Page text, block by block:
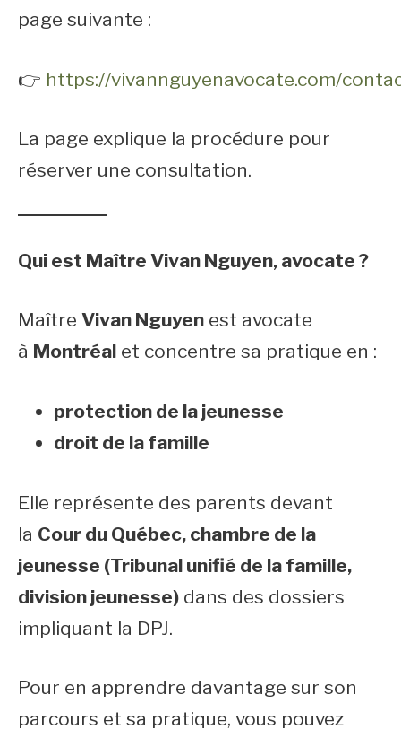
page suivante :
👉 https://vivannguyenavocate.com/
La page explique la procédure pour
réserver une consultation.
Qui est Maître Vivan Nguyen, avocate ?
Maître Vivan Nguyen est avocate
à Montréal et concentre sa pratique en :
protection de la jeunesse
droit de la famille
Elle représente des parents devant
la Cour du Québec, chambre de la
jeunesse (Tribunal unifié de la famille,
division jeunesse) dans des dossiers
impliquant la DPJ.
Pour en apprendre davantage sur son
parcours et sa pratique, vous pouvez